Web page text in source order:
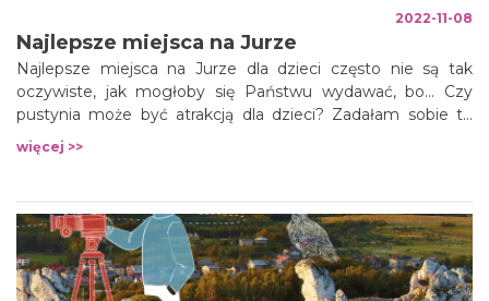
2022-11-08
Najlepsze miejsca na Jurze
Najlepsze miejsca na Jurze dla dzieci często nie są tak
oczywiste, jak mogłoby się Państwu wydawać, bo... Czy
pustynia może być atrakcją dla dzieci? Zadałam sobie to
pytanie przed wyjazdem na Pustynię Siedlecką.
więcej >>